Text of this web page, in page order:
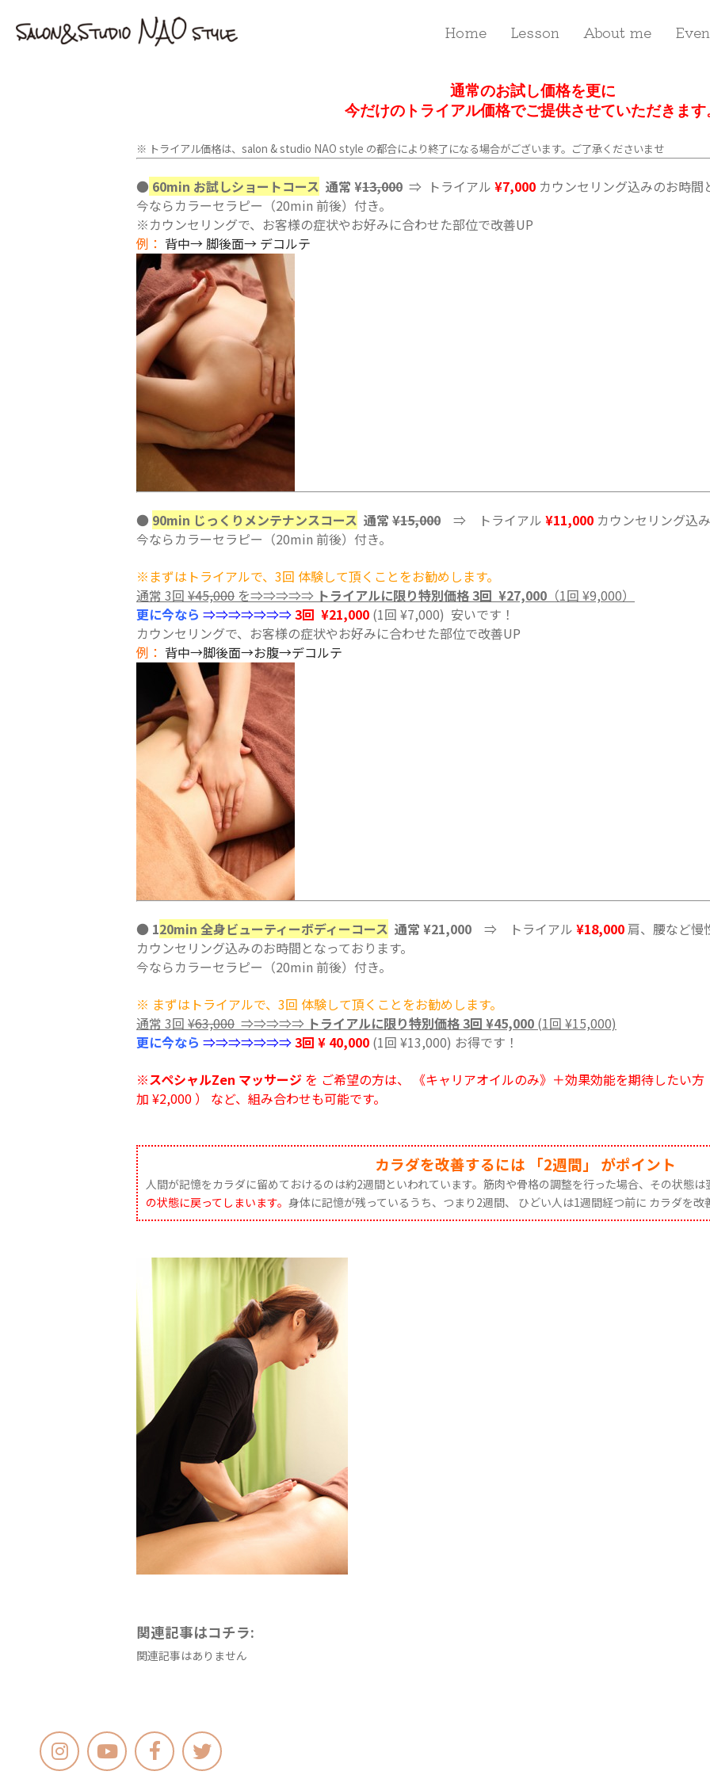
Home Lesson About me
通常のお試し価格を更に
今だけのトライアル価格でご提供させていただきます
※ トライアル価格は、salon & studio NAO style の都合により終了になる場合がございます。ご了承くださいませ
● 60min お試しショートコース 通常 ¥13,000 ⇒ トライアル ¥7,000 カウンセリング込みのお時間
今ならカラーセラピー（20min 前後）付き。
※カウンセリングで、お客様の症状やお好みに合わせた部位で改善UP
例： 背中→ 脚後面→ デコルテ
● 90min じっくりメンテナンスコース 通常 ¥15,000 ⇒ トライアル ¥11,000 カウンセリング込
今ならカラーセラピー（20min 前後）付き。
※まずはトライアルで、3回 体験して頂くことをお勧めします。
通常 3回 ¥45,000 を⇒⇒⇒⇒⇒ トライアルに限り特別価格 3回 ¥27,000 （1回 ¥9,000）
更に今なら ⇒⇒⇒⇒⇒⇒⇒3回 ¥21,000 (1回 ¥7,000) 安いです！
カウンセリングで、お客様の症状やお好みに合わせた部位で改善UP
例： 背中→脚後面→お腹→デコルテ
● 120min 全身ビューティーボディーコース 通常 ¥21,000 ⇒ トライアル ¥18,000肩、腰など慢
カウンセリング込みのお時間となっております。
今ならカラーセラピー（20min 前後）付き。
※ まずはトライアルで、3回 体験して頂くことをお勧めします。
通常 3回 ¥63,000 ⇒⇒⇒⇒⇒ トライアルに限り特別価格 3回 ¥45,000 (1回 ¥15,000)
更に今なら ⇒⇒⇒⇒⇒⇒⇒3回 ¥ 40,000 (1回 ¥13,000) お得です！
※スペシャルZen マッサージ を ご希望の方は、 《キャリアオイルのみ》＋効果効能を期待したい
加 ¥2,000 ） など、組み合わせも可能です。
カラダを改善するには 「2週間」 がポイント
人間が記憶をカラダに留めておけるのは約2週間といわれています。筋肉や骨格の調整を行った場合、その状態は
の状態に戻ってしまいます。 身体に記憶が残っているうち、つまり2週間、 ひどい人は1週間経つ前に カラダを改
関連記事はコチラ:
関連記事はありません